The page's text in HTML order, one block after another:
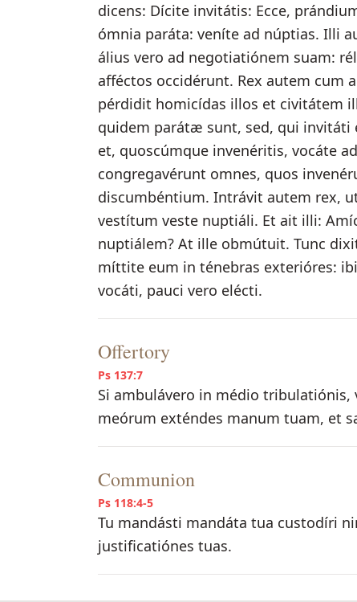
dicens: Dícite invitátis: Ecce,
ómnia paráta: veníte ad núptias. Illi
álius vero ad negotiatiónem suam:
afféctos occidérunt. Rex autem cum
pérdidit homicídas illos et civitátem
quidem parátæ sunt, sed, qui
et, quoscúmque invenéritis, vocáte
congregavérunt omnes, quos
discumbéntium. Intrávit autem rex,
vestítum veste nuptiáli. Et ait illi:
nuptiálem? At ille obmútuit. Tunc
míttite eum in ténebras exterióres:
vocáti, pauci vero elécti.
Offertory
Ps 137:7
Si ambulávero in médio
meórum exténdes manum tuam, et
Communion
Ps 118:4-5
Tu mandásti mandáta tua custodíri
justificatiónes tuas.